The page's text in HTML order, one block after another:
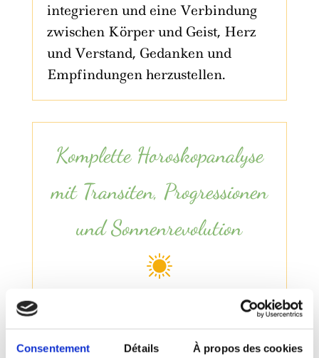
Consentement Détails À propos des cookies
integrieren und eine Verbindung
zwischen Körper und Geist, Herz
und Verstand, Gedanken und
Empfindungen herzustellen.
Komplette Horoskopanalyse
mit Transiten, Progressionen
und Sonnenrevolution
Ihrem Geburtshoroskop lässt sich